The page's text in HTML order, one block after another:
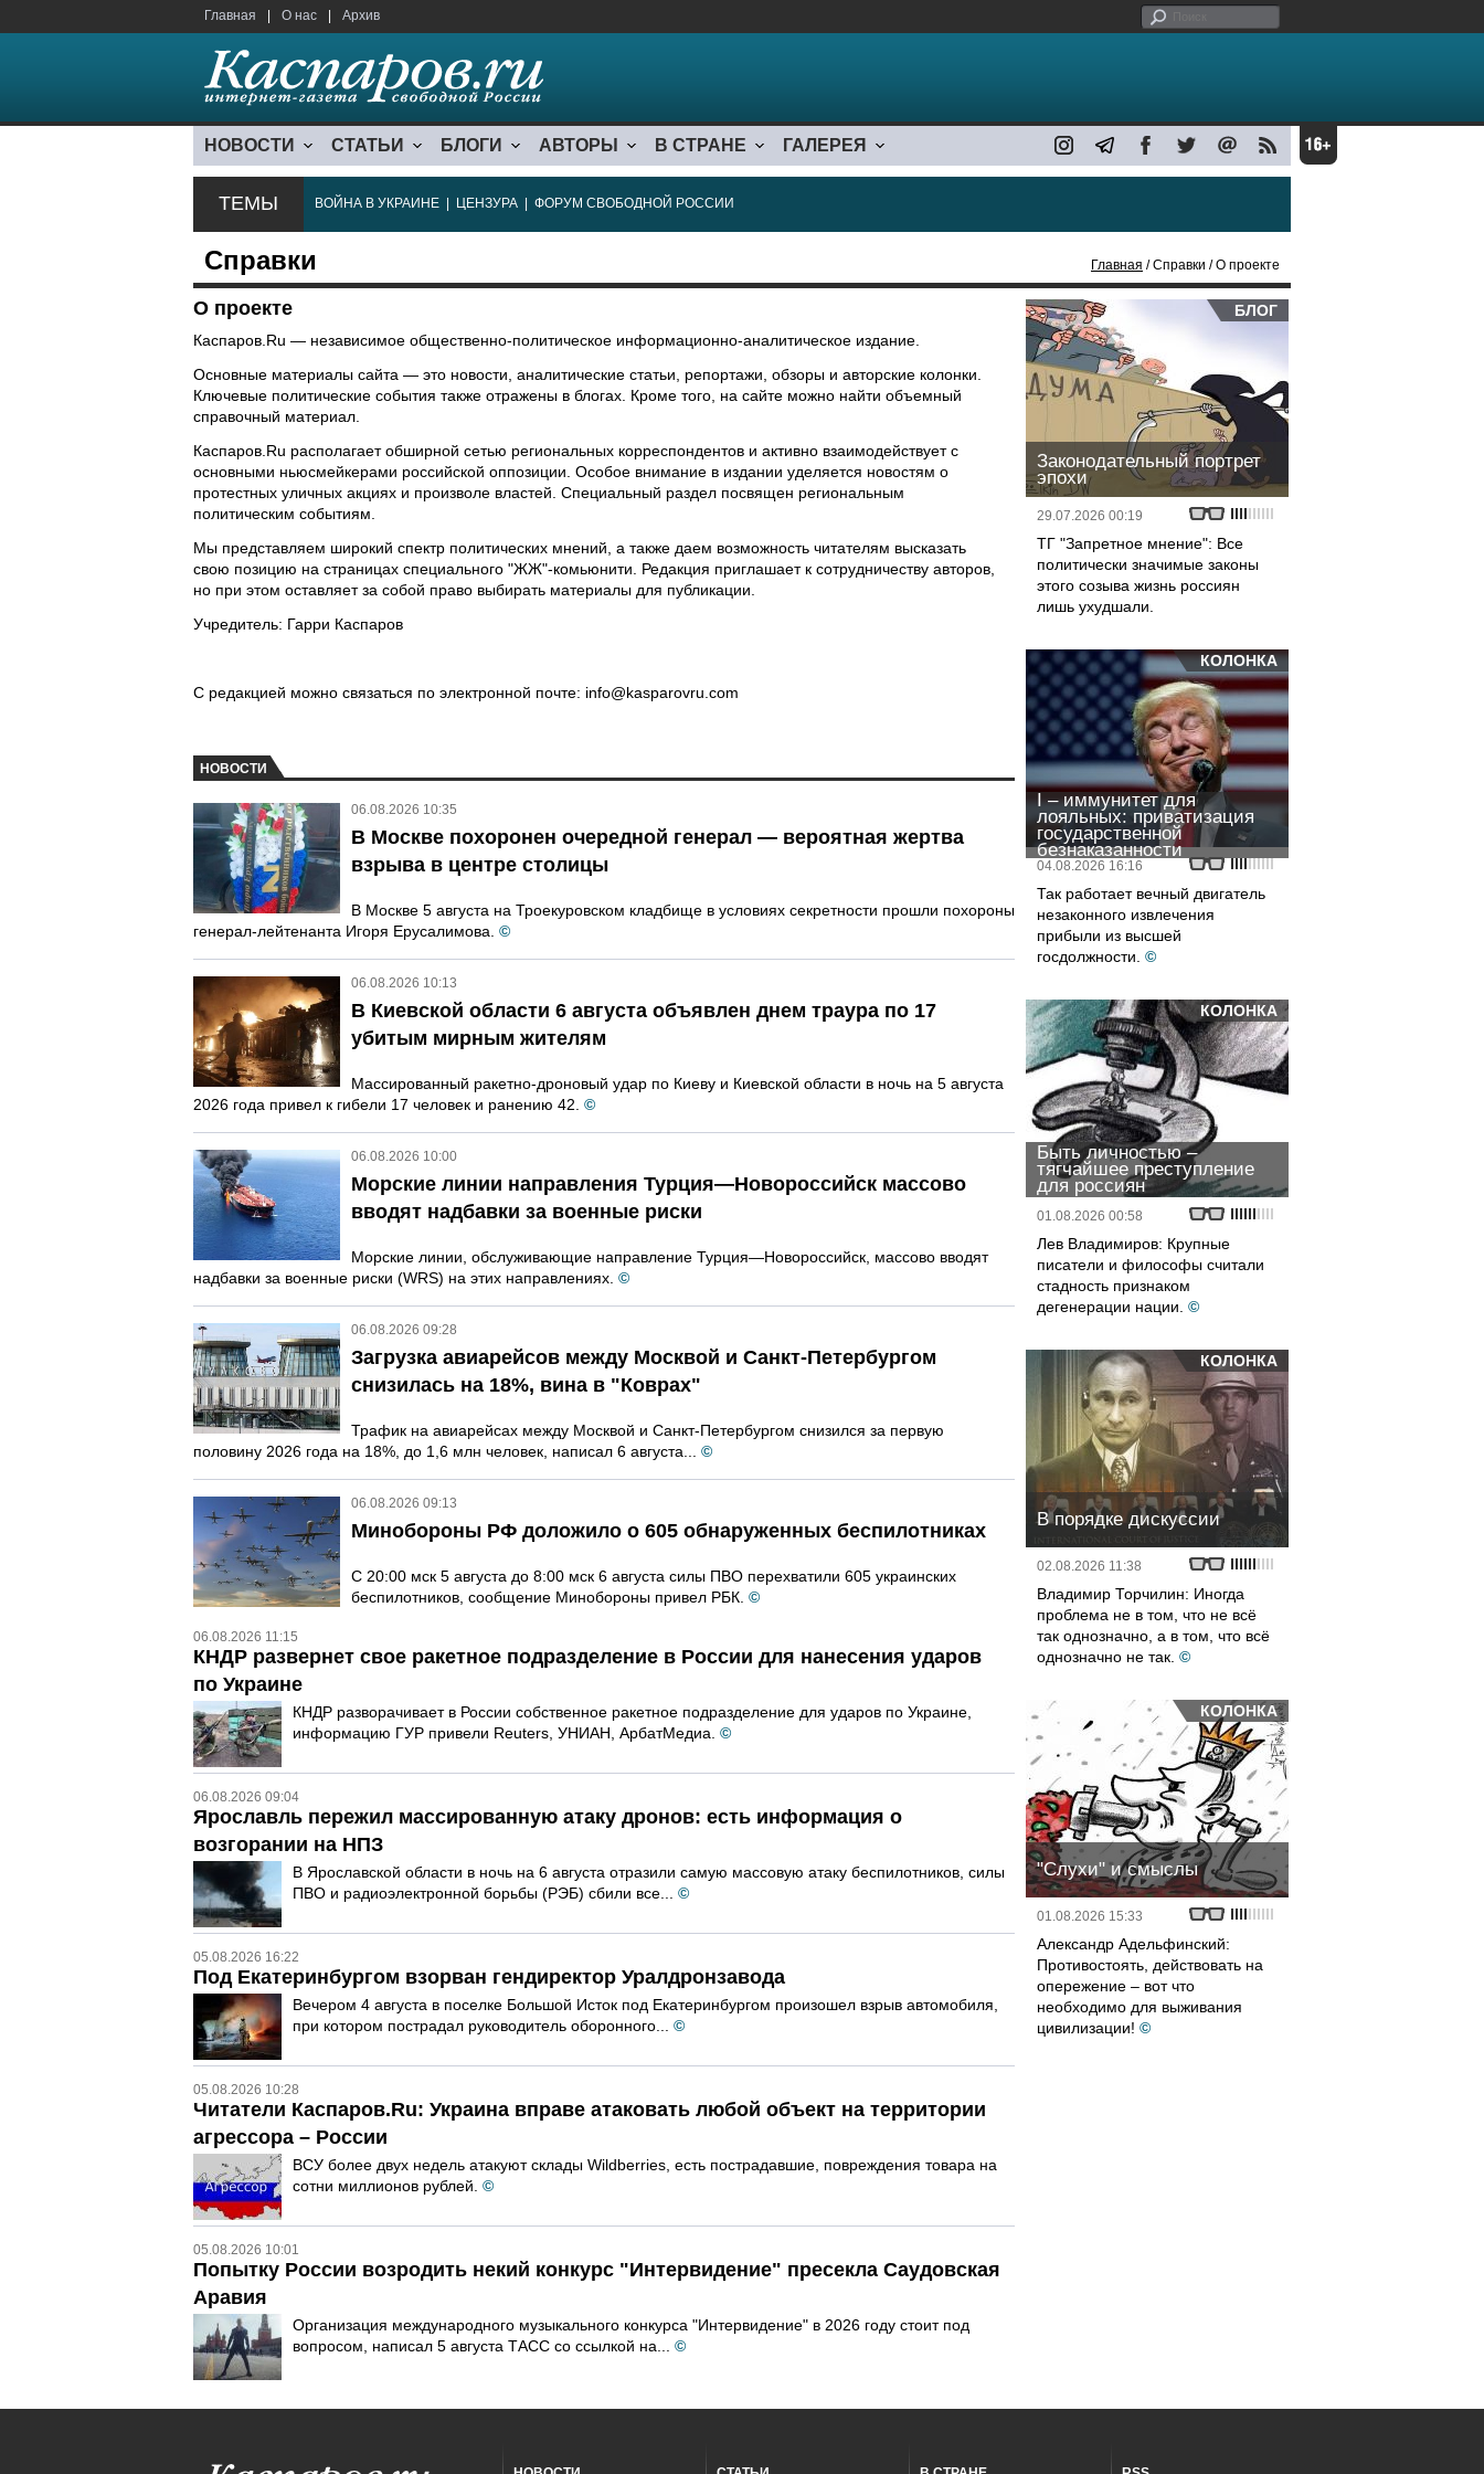
Главная О нас Архив
НОВОСТИ СТАТЬИ БЛОГИ АВТОРЫ В СТРАНЕ ГАЛЕРЕЯ
ТЕМЫ ВОЙНА В УКРАИНЕ ЦЕНЗУРА ФОРУМ СВОБОДНОЙ РОССИИ
Справки Главная / Справки / О проекте
О проекте
Каспаров.Ru — независимое общественно-политическое информационно-аналитическое издание.
Основные материалы сайта — это новости, аналитические статьи, репортажи, обзоры и авторские колонки.
Ключевые политические события также отражены в блогах. Кроме того, на сайте можно найти объемный
справочный материал.
Каспаров.Ru располагает обширной сетью региональных корреспондентов и активно взаимодействует с
основными ньюсмейкерами российской оппозиции. Особое внимание в издании уделяется новостям о
протестных уличных акциях и произволе властей. Специальный раздел посвящен региональным
политическим событиям.
Мы представляем широкий спектр политических мнений, а также даем возможность читателям высказать
свою позицию на страницах специального "ЖЖ"-комьюнити. Редакция приглашает к сотрудничеству авторов,
но при этом оставляет за собой право выбирать материалы для публикации.
Учредитель: Гарри Каспаров
С редакцией можно связаться по электронной почте: info@kasparovru.com
НОВОСТИ
06.08.2026 10:35
В Москве похоронен очередной генерал — вероятная жертва
взрыва в центре столицы
В Москве 5 августа на Троекуровском кладбище в условиях секретности прошли похороны
генерал-лейтенанта Игоря Ерусалимова. ©
06.08.2026 10:13
В Киевской области 6 августа объявлен днем траура по 17
убитым мирным жителям
Массированный ракетно-дроновый удар по Киеву и Киевской области в ночь на 5 августа
2026 года привел к гибели 17 человек и ранению 42. ©
06.08.2026 10:00
Морские линии направления Турция—Новороссийск массово
вводят надбавки за военные риски
Морские линии, обслуживающие направление Турция—Новороссийск, массово вводят
надбавки за военные риски (WRS) на этих направлениях. ©
06.08.2026 09:28
Загрузка авиарейсов между Москвой и Санкт-Петербургом
снизилась на 18%, вина в "Коврах"
Трафик на авиарейсах между Москвой и Санкт-Петербургом снизился за первую
половину 2026 года на 18%, до 1,6 млн человек, написал 6 августа...
©
06.08.2026 09:13
Минобороны РФ доложило о 605 обнаруженных беспилотниках
С 20:00 мск 5 августа до 8:00 мск 6 августа силы ПВО перехватили 605 украинских
беспилотников, сообщение Минобороны привел РБК. ©
06.08.2026 11:15
КНДР развернет свое ракетное подразделение в России для нанесения ударов
по Украине
КНДР разворачивает в России собственное ракетное подразделение для ударов по Украине,
информацию ГУР привели Reuters, УНИАН, АрбатМедиа. ©
06.08.2026 09:04
Ярославль пережил массированную атаку дронов: есть информация о
возгорании на НПЗ
В Ярославской области в ночь на 6 августа отразили самую массовую атаку беспилотников, силы
ПВО и радиоэлектронной борьбы (РЭБ) сбили все...
©
05.08.2026 16:22
Под Екатеринбургом взорван гендиректор Уралдронзавода
Вечером 4 августа в поселке Большой Исток под Екатеринбургом произошел взрыв автомобиля,
при котором пострадал руководитель оборонного...
©
05.08.2026 10:28
Читатели Каспаров.Ru: Украина вправе атаковать любой объект на территории
агрессора – России
ВСУ более двух недель атакуют склады Wildberries, есть пострадавшие, повреждения товара на
сотни миллионов рублей. ©
05.08.2026 10:01
Попытку России возродить некий конкурс "Интервидение" пресекла Саудовская
Аравия
Организация международного музыкального конкурса "Интервидение" в 2026 году стоит под
вопросом, написал 5 августа ТАСС со ссылкой на...
©
БЛОГ
Законодательный портрет
эпохи
29.07.2026 00:19
ТГ "Запретное мнение": Все
политически значимые законы
этого созыва жизнь россиян
лишь ухудшали.
КОЛОНКА
I – иммунитет для
лояльных: приватизация
государственной
безнаказанности
04.08.2026 16:16
Так работает вечный двигатель
незаконного извлечения
прибыли из высшей
госдолжности. ©
КОЛОНКА
Быть личностью –
тягчайшее преступление
для россиян
01.08.2026 00:58
Лев Владимиров: Крупные
писатели и философы считали
стадность признаком
дегенерации нации. ©
КОЛОНКА
В порядке дискуссии
02.08.2026 11:38
Владимир Торчилин: Иногда
проблема не в том, что не всё
так однозначно, а в том, что всё
однозначно не так. ©
КОЛОНКА
"Слухи" и смыслы
01.08.2026 15:33
Александр Адельфинский:
Противостоять, действовать на
опережение – вот что
необходимо для выживания
цивилизации! ©